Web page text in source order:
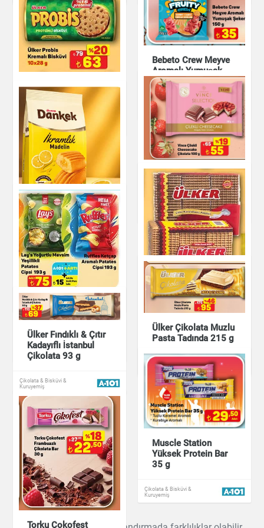
Bebeto Crew Meyve
Aromalı Yumuşak
Şeker 150 g
Çikolata & Bisküvi &
Kuruyemiş
Ülker Probis Kremalı
Bisküvi
Çikolata & Bisküvi &
Kuruyemiş
Vinci Selection
Çilekli Cheesecake
Çikolata & Bisküvi &
Kuruyemiş
Ülker Dankek
İkramlık Madelin Kek
135 g
Çikolata & Bisküvi &
Kuruyemiş
Ülker Pötibör Bisküvi
450 g
Çikolata & Bisküvi &
Kuruyemiş
Lay's Yoğurtlu
Mevsim Yeşillikli
Patates Cipsi 193 g
Çikolata & Bisküvi &
Kuruyemiş
Ülker Çikolata Muzlu
Pasta Tadında 215 g
Çikolata & Bisküvi &
Kuruyemiş
Ülker Fındıklı & Çıtır
Kadayıflı İstanbul
Çikolata 93 g
Çikolata & Bisküvi &
Kuruyemiş
Muscle Station
Yüksek Protein Bar
35 g
Çikolata & Bisküvi &
Kuruyemiş
Torku Çokofest